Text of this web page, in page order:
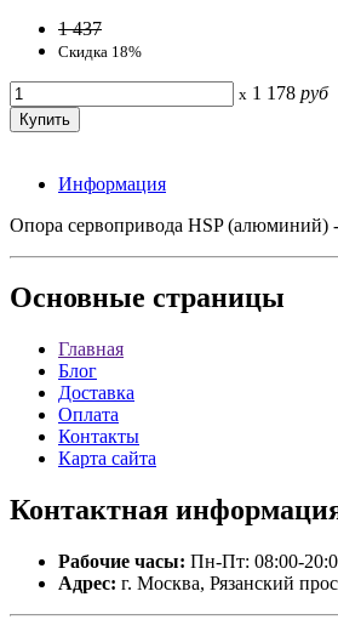
1 437
Скидка 18%
x 1 178 руб
Информация
Опора сервопривода HSP (алюминий)
Основные страницы
Главная
Блог
Доставка
Оплата
Контакты
Карта сайта
Контактная
Рабочие часы: Пн-Пт: 08:00-
Адрес: г. Москва, Рязанский